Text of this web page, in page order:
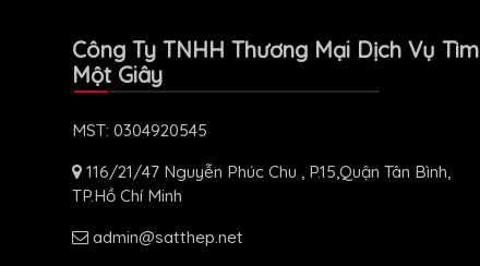
Công Ty TNHH Thương Mại Dịch Vụ Tìm
Một Giây
MST: 0304920545
116/21/47 Nguyễn Phúc Chu , P.15,Quận Tân Bình,
TP.Hồ Chí Minh
admin@satthep.net